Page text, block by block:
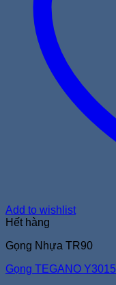
Add to wishlist
Hết hàng
Gọng Nhựa TR90
Gọng TEGANO Y3015